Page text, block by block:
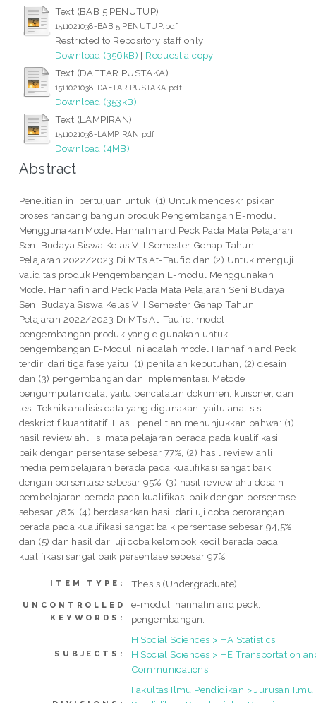
Text (BAB 5 PENUTUP)
1511021038-BAB 5 PENUTUP.pdf
Restricted to Repository staff only
Download (356kB) | Request a copy
Text (DAFTAR PUSTAKA)
1511021038-DAFTAR PUSTAKA.pdf
Download (353kB)
Text (LAMPIRAN)
1511021038-LAMPIRAN.pdf
Download (4MB)
Abstract
Penelitian ini bertujuan untuk: (1) Untuk mendeskripsikan
proses rancang bangun produk Pengembangan E-modul
Menggunakan Model Hannafin and Peck Pada Mata Pelajaran
Seni Budaya Siswa Kelas VIII Semester Genap Tahun
Pelajaran 2022/2023 Di MTs At-Taufiq dan (2) Untuk menguji
validitas produk Pengembangan E-modul Menggunakan
Model Hannafin and Peck Pada Mata Pelajaran Seni Budaya
Seni Budaya Siswa Kelas VIII Semester Genap Tahun
Pelajaran 2022/2023 Di MTs At-Taufiq. model
pengembangan produk yang digunakan untuk
pengembangan E-Modul ini adalah model Hannafin and Peck
terdiri dari tiga fase yaitu: (1) penilaian kebutuhan, (2) desain,
dan (3) pengembangan dan implementasi. Metode
pengumpulan data, yaitu pencatatan dokumen, kuisoner, dan
tes. Teknik analisis data yang digunakan, yaitu analisis
deskriptif kuantitatif. Hasil penelitian menunjukkan bahwa: (1)
hasil review ahli isi mata pelajaran berada pada kualifikasi
baik dengan persentase sebesar 77%, (2) hasil review ahli
media pembelajaran berada pada kualifikasi sangat baik
dengan persentase sebesar 95%, (3) hasil review ahli desain
pembelajaran berada pada kualifikasi baik dengan persentase
sebesar 78%, (4) berdasarkan hasil dari uji coba perorangan
berada pada kualifikasi sangat baik persentase sebesar 94,5%,
dan (5) dan hasil dari uji coba kelompok kecil berada pada
kualifikasi sangat baik persentase sebesar 97%.
ITEM TYPE: Thesis (Undergraduate)
UNCONTROLLED
KEYWORDS:
e-modul, hannafin and peck,
pengembangan.
SUBJECTS:
H Social Sciences > HA Statistics
H Social Sciences > HE Transportation
Communications
Fakultas Ilmu Pendidikan > Jurusan Ilmu